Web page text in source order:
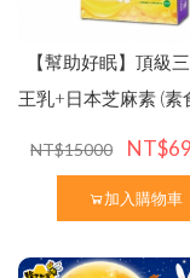
【幫助好眠】頂級
王乳+日本芝麻素 (素
NT$15000
加入購物車